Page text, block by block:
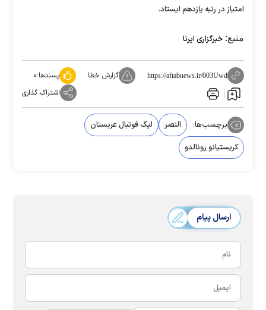
امتیاز در رتبه یازدهم ایستاد.
منبع: خبرگزاری ایرنا
https://aftabnews.ir/003Uwd گزارش خطا پسندها:۰
اشتراک گذاری
برچسب‌ها: النصر
لیگ فوتبال عربستان
کریستیانو رونالدو
ارسال پیام